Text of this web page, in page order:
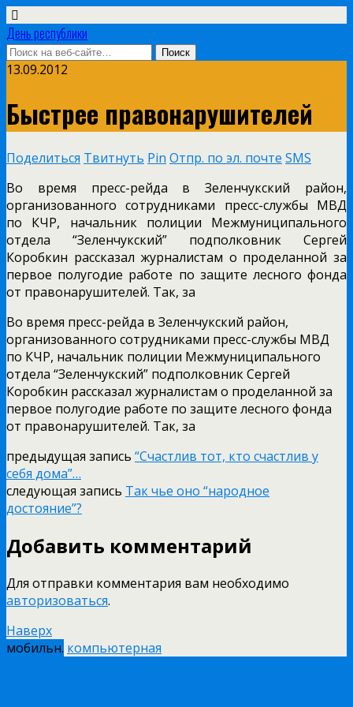
День республики
13.09.2012
Быстрее правонарушителей
Поделиться Твитнуть Pin Отпр. по эл. почте SMS
Во время пресс-рейда в Зеленчукский район,
организованного сотрудниками пресс-службы МВД
по КЧР, начальник полиции Межмуниципального
отдела “Зеленчукский” подполковник Сергей
Коробкин рассказал журналистам о проделанной за
первое полугодие работе по защите лесного фонда
от правонарушителей. Так, за
Во время пресс-рейда в Зеленчукский район,
организованного сотрудниками пресс-службы МВД
по КЧР, начальник полиции Межмуниципального
отдела “Зеленчукский” подполковник Сергей
Коробкин рассказал журналистам о проделанной за
первое полугодие работе по защите лесного фонда
от правонарушителей. Так, за
предыдущая запись “Счастлив тот, кто счастлив у
себя дома”…
следующая запись Так чье оно “народное
достояние”?
Добавить комментарий
Для отправки комментария вам необходимо
авторизоваться.
Наверх
мобильн. компьютерная